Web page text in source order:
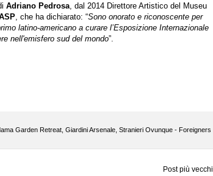
Adriano Pedrosa , dal 2014 Direttore Artistico del Museu
, che ha dichiarato: “Sono onorato e riconoscente per
latino-americano a curare l’Esposizione Internazionale
nell'emisfero sud del mondo”.
Garden Retreat Giardini Arsenale Stranieri Ovunque - Foreigners
Post più vecchi